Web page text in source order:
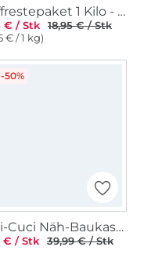
Stoffrestepaket 1 Kilo - Filzstoffe
€ / Stk
18,95 € / Stk
€ / 1 kg)
-50%
Cuci-Cuci Näh-Baukastenset Herz Liebling
€ / Stk 39,99 € / Stk